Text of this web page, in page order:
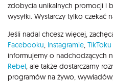
zdobycia unikalnych promocji i
wysyłki. Wystarczy tylko czekać
Jeśli nadal chcesz więcej,
Facebooku Instagramie TikToku
informujemy o nadchodzących
Rebel , ale także dostarczamy
programów na żywo,